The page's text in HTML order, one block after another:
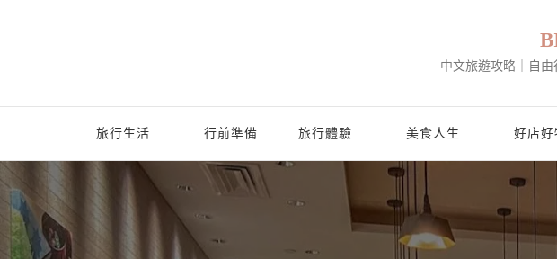
中文旅遊攻略｜自
旅行生活 行前準備 旅行體驗 美食人生 好店好